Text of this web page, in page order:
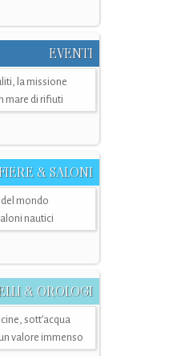
EVENTI
la missione
mare di rifiuti
& SALONI
del mondo
nautici
& OROLOGI
sott’acqua
valore immenso